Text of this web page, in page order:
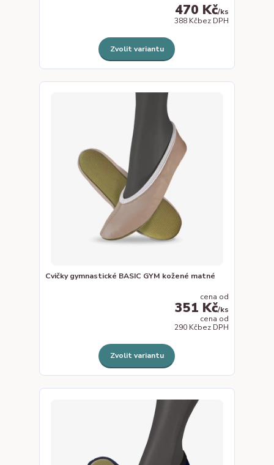
470 Kč/ks
388 Kčbez DPH
Zvolit variantu
Cvičky gymnastické BASIC GYM kožené matné
cena od
351 Kč/ks
cena od
290 Kčbez DPH
Zvolit variantu